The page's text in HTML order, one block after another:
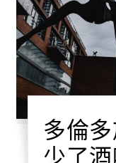
多倫
少了